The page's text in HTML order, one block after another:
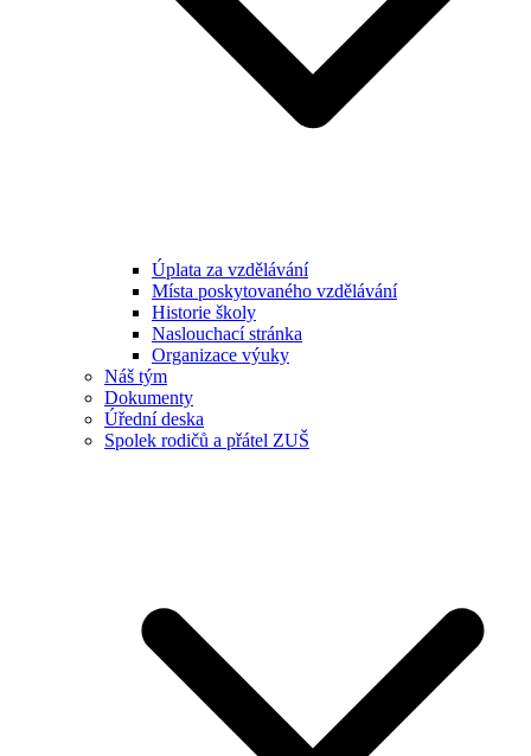
Úplata za vzdělávání
Místa poskytovaného vzdělávání
Historie školy
Naslouchací stránka
Organizace výuky
Náš tým
Dokumenty
Úřední deska
Spolek rodičů a přátel ZUŠ